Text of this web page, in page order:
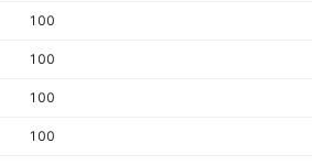
100
100
100
100